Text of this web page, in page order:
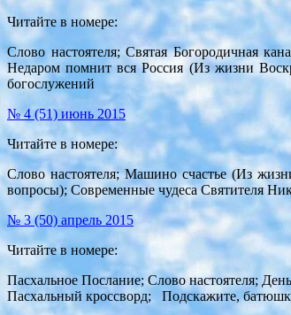
Читайте в номере:
Слово настоятеля; Святая Богородичная
Недаром помнит вся Россия (Из жизни
богослужений
№ 4 (51) июнь 2015
Читайте в номере:
Слово настоятеля; Машино счастье (Из
вопросы); Современные чудеса Святителя
№ 3 (50) апрель 2015
Читайте в номере:
Пасхальное Послание; Слово настоятеля;
Пасхальный кроссворд; Подскажите,